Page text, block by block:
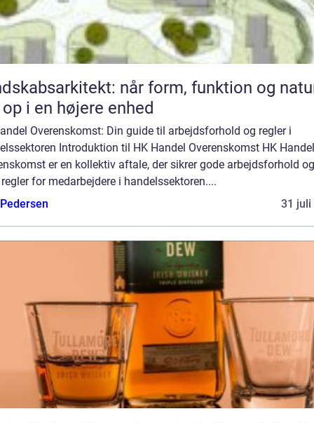
når form, funktion og
i en højere enhed
Overenskomst: Din guide til arbejdsforhold og regler i
Introduktion til HK Handel Overenskomst HK Handel
er en kollektiv aftale, der sikrer gode arbejdsforhold og
for medarbejdere i handelssektoren....
31 juli